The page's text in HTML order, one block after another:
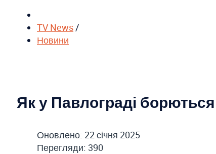
TV News /
Новини
Як у Павлограді
Оновлено: 22 січня 2025
Перегляди: 390